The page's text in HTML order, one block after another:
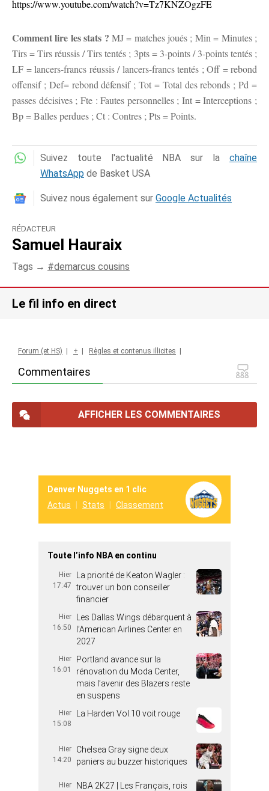
https://www.youtube.com/watch?v=Tz7KNZOgzFE
Comment lire les stats ? MJ = matches joués ; Min = Minutes ;
Tirs = Tirs réussis / Tirs tentés ; 3pts = 3-points / 3-points tentés ;
LF = lancers-francs réussis / lancers-francs tentés ; Off = rebond
offensif ; Def= rebond défensif ; Tot = Total des rebonds ; Pd =
passes décisives ; Fte : Fautes personnelles ; Int = Interceptions ;
Bp = Balles perdues ; Ct : Contres ; Pts = Points.
Suivez toute l'actualité NBA sur la chaîne
WhatsApp de Basket USA
Suivez nous également sur Google Actualités
RÉDACTEUR
Samuel Hauraix
Tags → demarcus cousins
Le fil info en direct
Commentaires
Forum (et HS) + Règles et contenus illicites
AFFICHER LES COMMENTAIRES
Denver Nuggets en 1 clic
Actus
Stats Classement
Toute l’info NBA en continu
Hier
17:47
La priorité de Keaton Wagler :
trouver un bon conseiller
financier
Hier
16:50
Les Dallas Wings débarquent à
l’American Airlines Center en
2027
Hier
16:01
Portland avance sur la
rénovation du Moda Center,
mais l’avenir des Blazers reste
en suspens
Hier
15:08
La Harden Vol.10 voit rouge
Hier
14:20
Chelsea Gray signe deux
paniers au buzzer historiques
Hier
NBA 2K27 | Les Français, rois